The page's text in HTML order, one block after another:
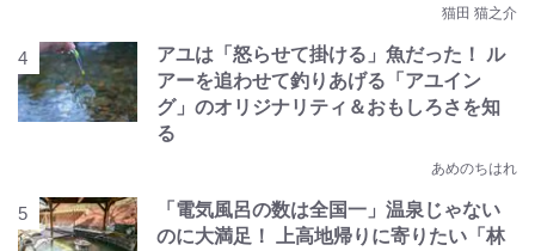
猫田 猫之介
アユは「怒らせて掛ける」魚だった！ ル
アーを追わせて釣りあげる「アユイン
グ」のオリジナリティ＆おもしろさを知
る
あめのちはれ
「電気風呂の数は全国一」温泉じゃない
のに大満足！ 上高地帰りに寄りたい「林